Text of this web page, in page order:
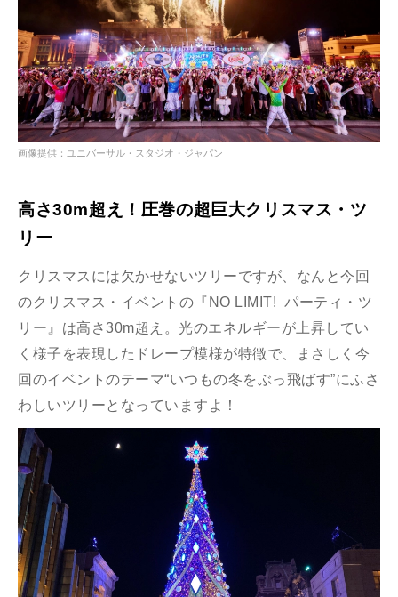
画像提供：ユニバーサル・スタジオ・ジャパン
高さ30m超え！圧巻の超巨大クリスマス・ツ
リー
クリスマスには欠かせないツリーですが、なんと今回
のクリスマス・イベントの『NO LIMIT! パーティ・ツ
リー』は高さ30m超え。光のエネルギーが上昇してい
く様子を表現したドレープ模様が特徴で、まさしく今
回のイベントのテーマ“いつもの冬をぶっ飛ばす”にふさ
わしいツリーとなっていますよ！